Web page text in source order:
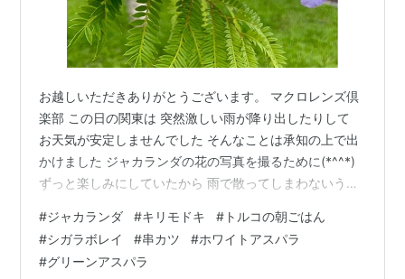
お越しいただきありがとうございます。 マクロレンズ倶
楽部 この日の関東は 突然激しい雨が降り出したりして
お天気が安定しませんでした そんなことは承知の上で出
かけました ジャカランダの花の写真を撮るために(*^^*)
ずっと楽しみにしていたから 雨で散ってしまわないうち
えられています ホウオウボク、カエンボク、ジャカラン
ダ（紫雲木（シウンボク））です ジャカランダ（キリモ
ドキ） 南米原産 ノウゼンカズラ科の落葉樹 アフリカや
#ジャカランダ #キリモドキ # トルコの朝ごはん
#シガラボレイ #串カツ #ホワイトアスパラ
#グリーンアスパラ